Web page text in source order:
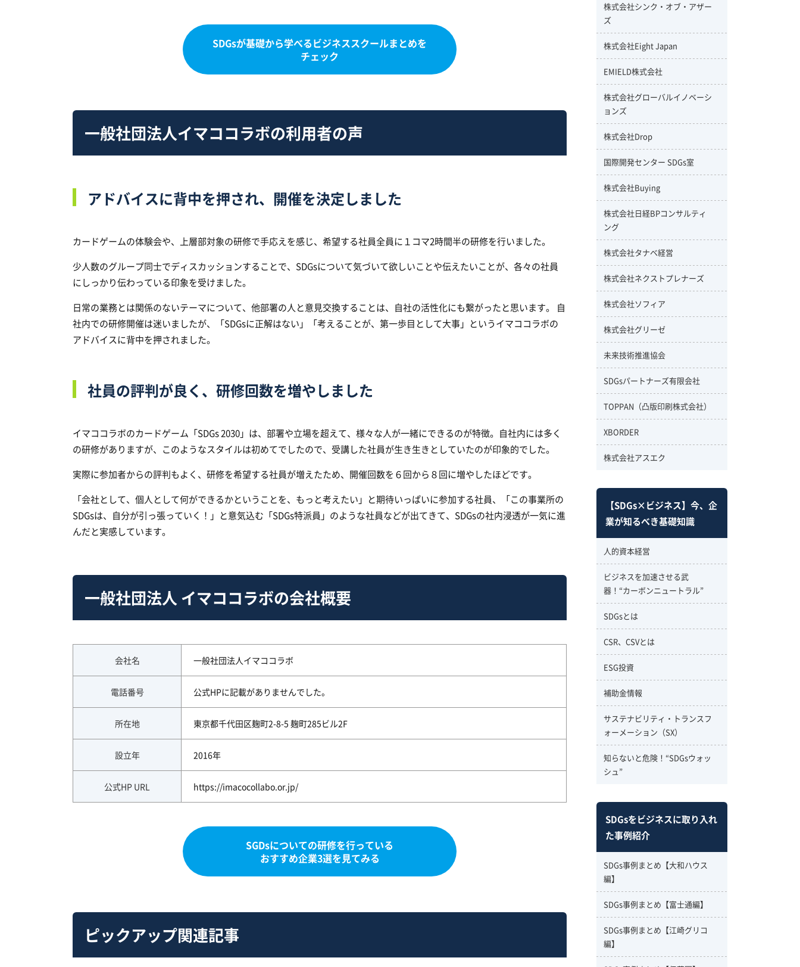
SDGsが基礎から学べるビジネススクールまとめを
チェック
一般社団法人イマココラボの利用者の声
アドバイスに背中を押され、開催を決定しました
カードゲームの体験会や、上層部対象の研修で手応えを感じ、希望する社員全員に１コマ2時間半の研修を行いました。
少人数のグループ同士でディスカッションすることで、SDGsについて気づいて欲しいことや伝えたいことが、各々の社員
にしっかり伝わっている印象を受けました。
日常の業務とは関係のないテーマについて、他部署の人と意見交換することは、自社の活性化にも繋がったと思います。 自
社内での研修開催は迷いましたが、「SDGsに正解はない」「考えることが、第一歩目として大事」というイマココラボの
アドバイスに背中を押されました。
社員の評判が良く、研修回数を増やしました
イマココラボのカードゲーム「SDGs 2030」は、部署や立場を超えて、様々な人が一緒にできるのが特徴。自社内には多く
の研修がありますが、このようなスタイルは初めてでしたので、受講した社員が生き生きとしていたのが印象的でした。
実際に参加者からの評判もよく、研修を希望する社員が増えたため、開催回数を６回から８回に増やしたほどです。
「会社として、個人として何ができるかということを、もっと考えたい」と期待いっぱいに参加する社員、「この事業所の
SDGsは、自分が引っ張っていく！」と意気込む「SDGs特派員」のような社員などが出てきて、SDGsの社内浸透が一気に進
んだと実感しています。
一般社団法人 イマココラボの会社概要
会社名 一般社団法人イマココラボ
電話番号 公式HPに記載がありませんでした。
所在地 東京都千代田区麹町2-8-5 麹町285ビル2F
設立年 2016年
公式HP URL https://imacocollabo.or.jp/
SGDsについての研修を行っている
おすすめ企業3選を見てみる
ピックアップ関連記事
株式会社シンク・オブ・アザー
ズ
株式会社Eight Japan
EMIELD株式会社
株式会社グローバルイノベーシ
ョンズ
株式会社Drop
国際開発センター SDGs室
株式会社Buying
株式会社日経BPコンサルティ
ング
株式会社タナベ経営
株式会社ネクストプレナーズ
株式会社ソフィア
株式会社グリーゼ
未来技術推進協会
SDGsパートナーズ有限会社
TOPPAN（凸版印刷株式会社）
XBORDER
株式会社アスエク
【SDGs×ビジネス】今、企
業が知るべき基礎知識
人的資本経営
ビジネスを加速させる武
器！“カーボンニュートラル”
SDGsとは
CSR、CSVとは
ESG投資
補助金情報
サステナビリティ・トランスフ
ォーメーション（SX）
知らないと危険！“SDGsウォッ
シュ”
SDGsをビジネスに取り入れ
た事例紹介
SDGs事例まとめ【大和ハウス
編】
SDGs事例まとめ【富士通編】
SDGs事例まとめ【江崎グリコ
編】